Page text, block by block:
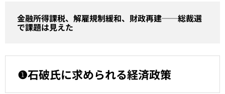
金融所得課税、解雇規制緩和、財政再建──総裁選
で課題は見えた
❶石破氏に求められる経済政策